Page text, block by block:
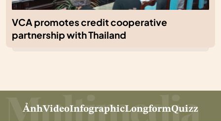
VCA promotes credit cooperative
partnership with Thailand
ẢnhVideoInfographicLongformQuizz